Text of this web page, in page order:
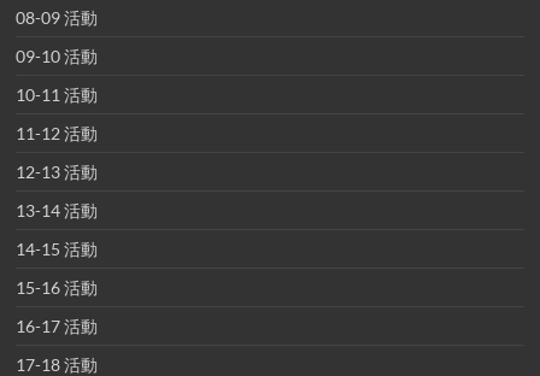
08-09 活動
09-10 活動
10-11 活動
11-12 活動
12-13 活動
13-14 活動
14-15 活動
15-16 活動
16-17 活動
17-18 活動